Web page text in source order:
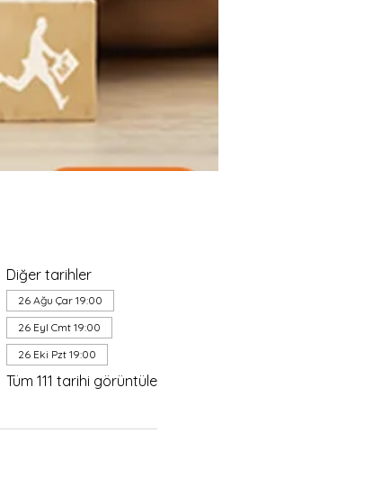
Diğer tarihler
26 Ağu Çar 19:00
26 Eyl Cmt 19:00
26 Eki Pzt 19:00
Tüm 111 tarihi görüntüle